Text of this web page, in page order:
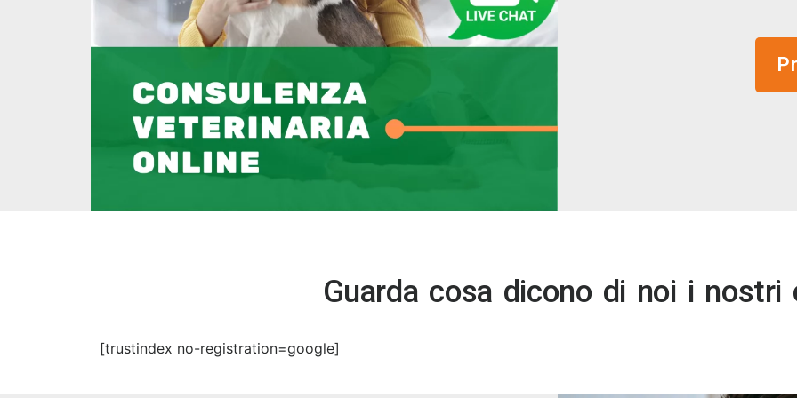
Guarda cosa dicono di noi i nostri
[trustindex no-registration=google]